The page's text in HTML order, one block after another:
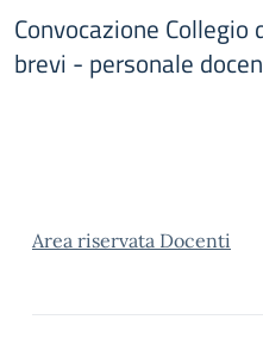
Convocazione
brevi - personale
Area riservata Docenti